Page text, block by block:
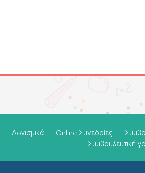
Λoγισμικά Online Συνεδρίες
Συμβουλευτική